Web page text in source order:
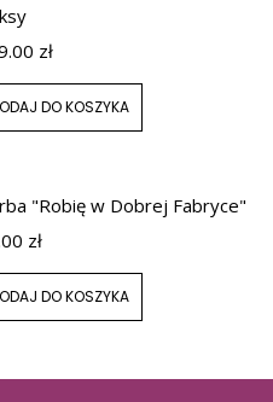
zł
DO KOSZYKA
"Robię w Dobrej Fabryce"
zł
DO KOSZYKA